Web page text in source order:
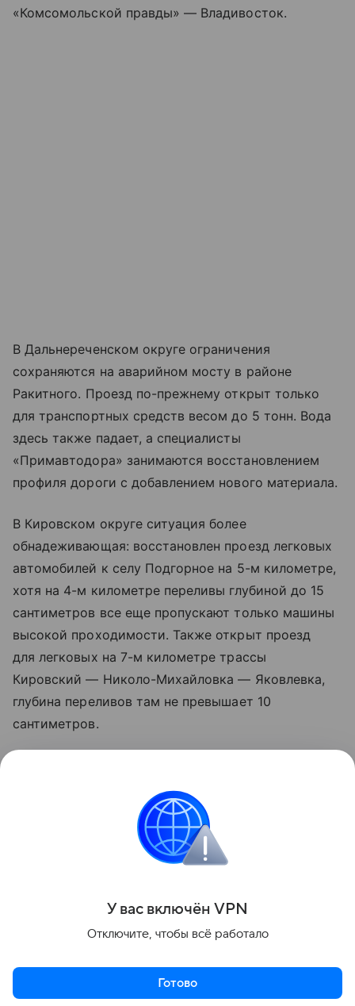
«Комсомольской правды» — Владивосток.
В Дальнереченском округе ограничения
сохраняются на аварийном мосту в районе
Ракитного. Проезд по-прежнему открыт только
для транспортных средств весом до 5 тонн. Вода
здесь также падает, а специалисты
«Примавтодора» занимаются восстановлением
профиля дороги с добавлением нового материала.
В Кировском округе ситуация более
обнадеживающая: восстановлен проезд легковых
автомобилей к селу Подгорное на 5-м километре,
хотя на 4-м километре переливы глубиной до 15
сантиметров все еще пропускают только машины
высокой проходимости. Также открыт проезд
для легковых на 7-м километре трассы
Кировский — Николо-Михайловка — Яковлевка,
глубина переливов там не превышает 10
сантиметров.
Павло-Федоровка пока разрешен проезд только
для авто повышенной проходимости. Водителей
призывают соблюдать осторожность
и ориентироваться на дорожные знаки.
Поделиться
Актуальное Топ дня Видео
У вас включён VPN
Отключите, чтобы всё работало
Готово